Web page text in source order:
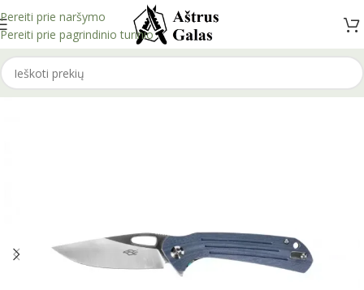
Pereiti prie naršymo
Pereiti prie pagrindinio turinio